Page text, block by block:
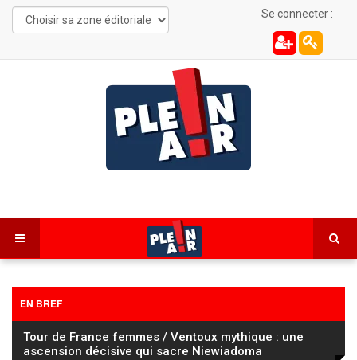
Se connecter :
EN BREF
Échevannes : 150 tonnes de fourrage en surchauffe,
les pompiers mobilisés